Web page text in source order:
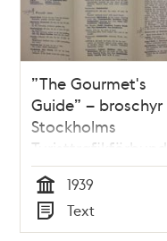
”The Gourmet's
Guide” – broschyr
Stockholms
Turisttrafikförbund
1939
Tid
1939
Typ
Text